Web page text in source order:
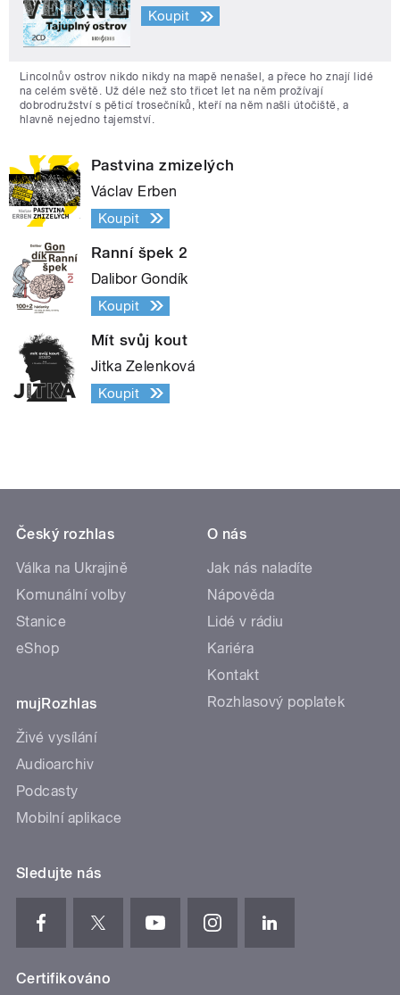
Koupit
Lincolnův ostrov nikdo nikdy na mapě nenašel, a přece ho znají lidé
na celém světě. Už déle než sto třicet let na něm prožívají
dobrodružství s pěticí trosečníků, kteří na něm našli útočiště, a
hlavně nejedno tajemství.
Pastvina zmizelých
Václav Erben
Koupit
Ranní špek 2
Dalibor Gondík
Koupit
Mít svůj kout
Jitka Zelenková
Koupit
Český rozhlas
Válka na Ukrajině
Komunální volby
Stanice
eShop
mujRozhlas
Živé vysílání
Audioarchiv
Podcasty
Mobilní aplikace
O nás
Jak nás naladíte
Nápověda
Lidé v rádiu
Kariéra
Kontakt
Rozhlasový poplatek
Sledujte nás
Certifikováno